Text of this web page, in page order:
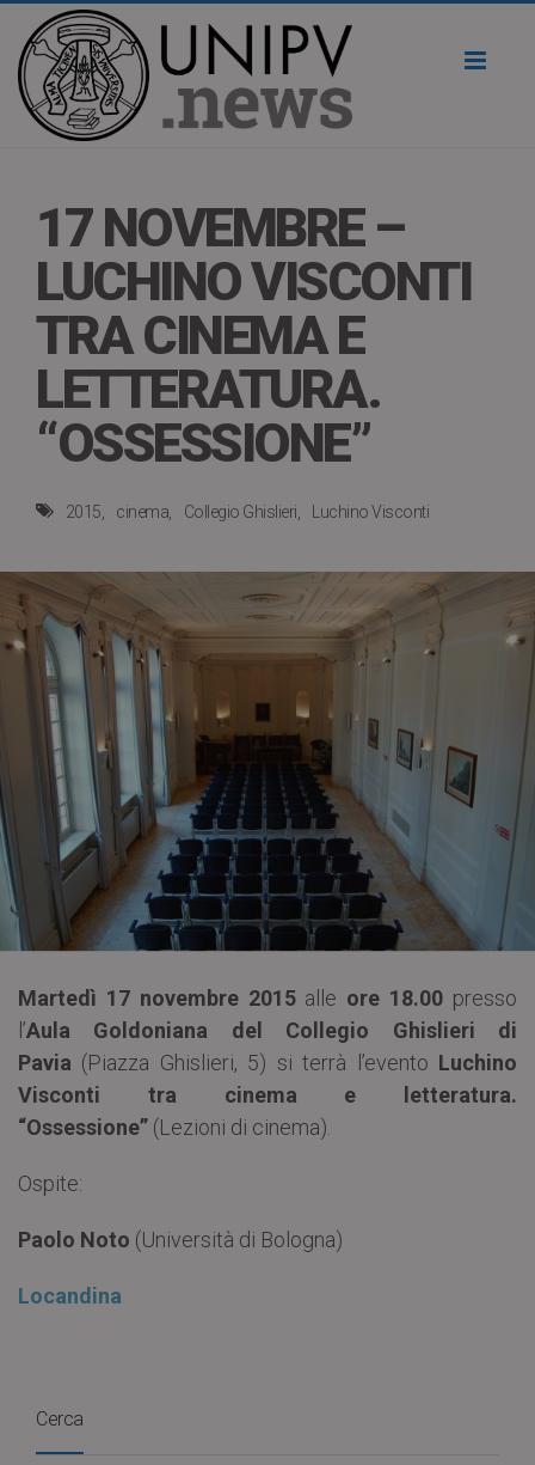
17 NOVEMBRE –
LUCHINO VISCONTI
TRA CINEMA E
LETTERATURA.
“OSSESSIONE”
2015 cinema Collegio Ghislieri Luchino Visconti
Martedì 17 novembre 2015alle ore 18.00 presso
l’Aula Goldoniana del Collegio Ghislieri di
Pavia (Piazza Ghislieri, 5) si terrà l’evento Luchino
Visconti tra cinema e letteratura.
“Ossessione” (Lezioni di cinema).
Ospite:
Paolo Noto (Università di Bologna)
Locandina
Cerca